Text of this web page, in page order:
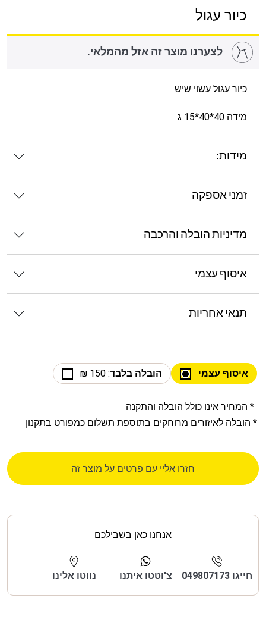
כיור עגול
לצערנו מוצר זה אזל מהמלאי.
כיור עגול עשוי שיש
מידה 40*40*15 ג
מידות:
זמני אספקה
מדיניות הובלה והרכבה
איסוף עצמי
תנאי אחריות
איסוף עצמי הובלה בלבד: 150 ₪
* המחיר אינו כולל הובלה והתקנה
* הובלה לאיזורים מרוחקים בתוספת תשלום כמפורט בתקנון
חזרו אליי עם פרטים על מוצר זה
אנחנו כאן בשבילכם
חייגו 049807173 צ'וטטו איתנו נווטו אלינו